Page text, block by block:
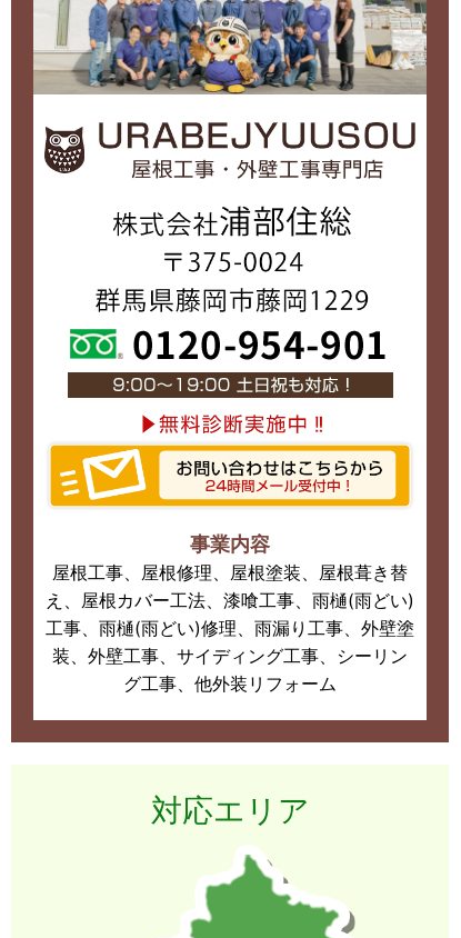
事業内容
屋根工事、屋根修理、屋根塗装、屋根葺き替
え、屋根カバー工法、漆喰工事、雨樋(雨どい)
工事、雨樋(雨どい)修理、雨漏り工事、外壁塗
装、外壁工事、サイディング工事、シーリン
グ工事、他外装リフォーム
対応エリア